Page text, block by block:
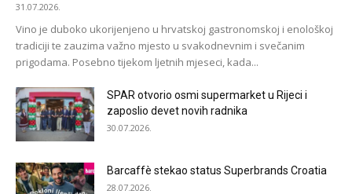
31.07.2026.
Vino je duboko ukorijenjeno u hrvatskoj gastronomskoj i enološkoj
tradiciji te zauzima važno mjesto u svakodnevnim i svečanim
prigodama. Posebno tijekom ljetnih mjeseci, kada...
SPAR otvorio osmi supermarket u Rijeci i
zaposlio devet novih radnika
30.07.2026.
Barcaffè stekao status Superbrands Croatia
28.07.2026.